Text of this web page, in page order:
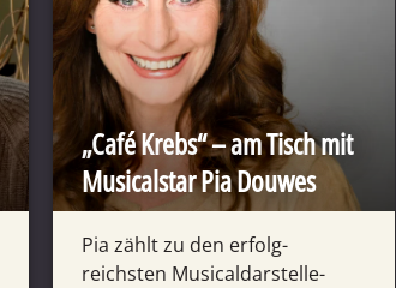
„Café Krebs“ – am Tisch mit
Musical­star Pia Douwes
Pia zählt zu den erfolg­
reichsten Musical­dar­stelle­